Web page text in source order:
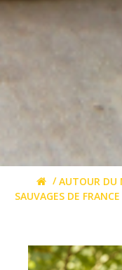
/AUTOUR DU
SAUVAGES DE